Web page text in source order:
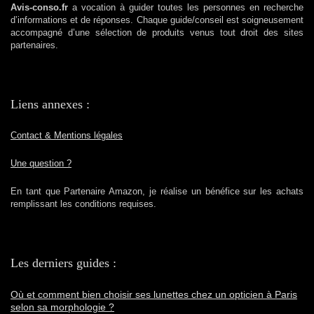
Avis-conso.fr a vocation à guider toutes les personnes en recherche
d’informations et de réponses. Chaque guide/conseil est soigneusement
accompagné d’une sélection de produits venus tout droit des sites
partenaires.
Liens annexes :
Contact & Mentions légales
Une question ?
En tant que Partenaire Amazon, je réalise un bénéfice sur les achats
remplissant les conditions requises.
Les derniers guides :
Où et comment bien choisir ses lunettes chez un opticien à Paris
selon sa morphologie ?